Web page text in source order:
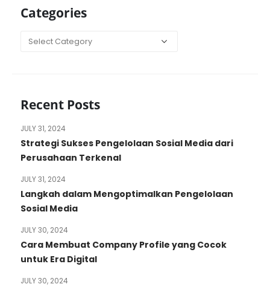
Categories
Categories
Recent Posts
Strategi Sukses Pengelolaan Sosial Media dari
Perusahaan Terkenal
JULY 31, 2024
Langkah dalam Mengoptimalkan Pengelolaan
Sosial Media
JULY 31, 2024
Cara Membuat Company Profile yang Cocok
untuk Era Digital
JULY 30, 2024
JULY 30, 2024